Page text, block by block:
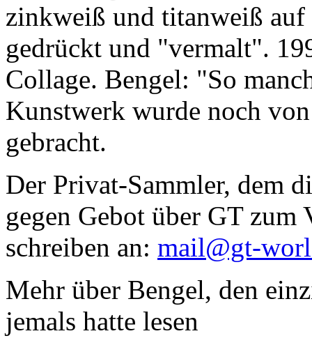
zinkweiß und titanweiß
gedrückt und "vermalt".
Collage. Bengel: "So
Kunstwerk wurde noch
gebracht.
Der Privat-Sammler, dem
gegen Gebot über GT zum
schreiben an: mail@gt-
Mehr über Bengel, den
jemals hatte lesen